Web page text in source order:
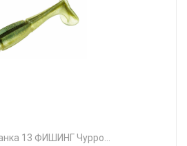
13 ФИШИНГ Чурро